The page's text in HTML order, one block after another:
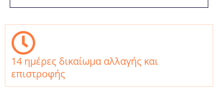
14 ημέρες δικαίωμα αλλαγής και
επιστροφής